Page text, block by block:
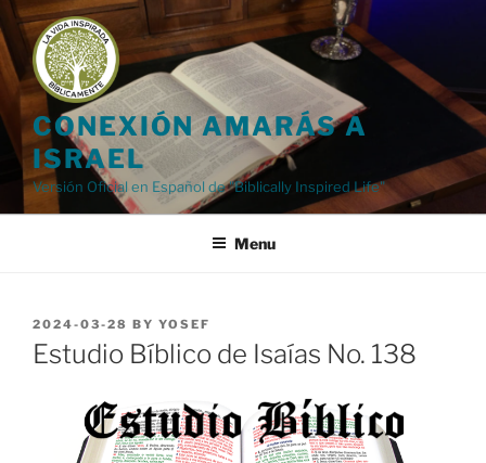
Skip
to
content
CONEXIÓN AMARÁS A
ISRAEL
Versión Oficial en Español de "Biblically Inspired Life"
Menu
POSTED
ON
2024-03-28 BY YOSEF
Estudio Bíblico de Isaías No. 138